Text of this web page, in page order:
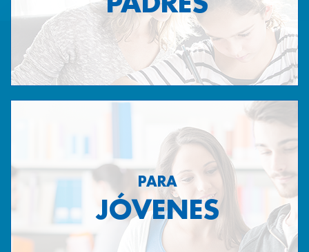
PARA
JÓVENES